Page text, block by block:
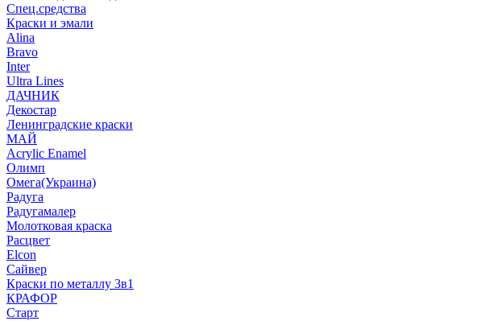
Спец.средства
Краски и эмали
Alina
Bravo
Inter
Ultra Lines
ДАЧНИК
Декостар
Ленинградские краски
МАЙ
Acrylic Enamel
Олимп
Омега(Украина)
Радуга
Радугамалер
Молотковая краска
Расцвет
Elcon
Сайвер
Краски по металлу 3в1
КРАФОР
Старт